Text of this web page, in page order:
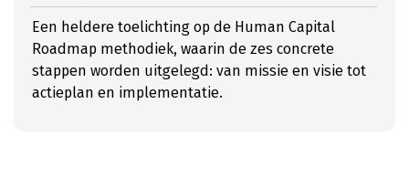
Een heldere toelichting op de Human Capital
Roadmap methodiek, waarin de zes concrete
stappen worden uitgelegd: van missie en visie tot
actieplan en implementatie.